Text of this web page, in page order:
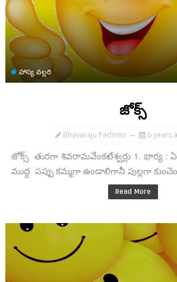
హాస్య వల్లరి
జోక్స్
Bhavaraju Padmini 6 years
జోక్స్ తురగా శివరామవేంకటేశ్వర్లు 1. భార్య
ముద్ద పప్పు కమ్మగా ఉండాలిగానీ పుల్లగా
Read More